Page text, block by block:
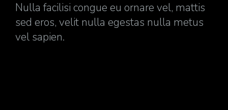
Nulla facilisi congue eu ornare vel, mattis
sed eros, velit nulla egestas nulla metus
vel sapien.